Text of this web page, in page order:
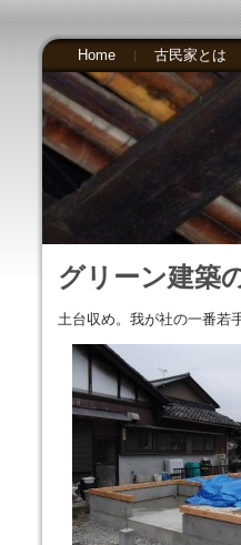
Home 古民家とは
グリーン建築
土台収め。我が社の一番若